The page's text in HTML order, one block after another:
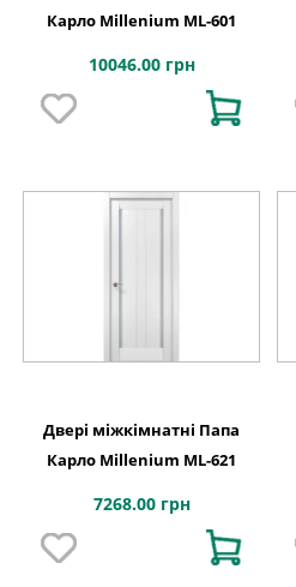
Карло Millenium ML-601
10046.00 грн
Двері міжкімнатні Папа
Карло Millenium ML-621
7268.00 грн